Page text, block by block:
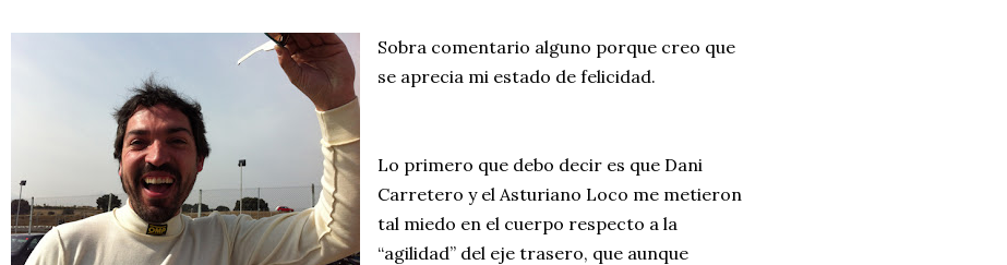
Sobra comentario alguno porque creo que
se aprecia mi estado de felicidad.
Lo primero que debo decir es que Dani
Carretero y el Asturiano Loco me metieron
tal miedo en el cuerpo respecto a la
“agilidad” del eje trasero, que aunque